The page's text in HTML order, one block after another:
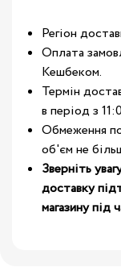
Регіон
Оплата
Кешбеком.
Термін
в період з
Обмеження по
об'єм не
Зверніть
доставку
магазину під